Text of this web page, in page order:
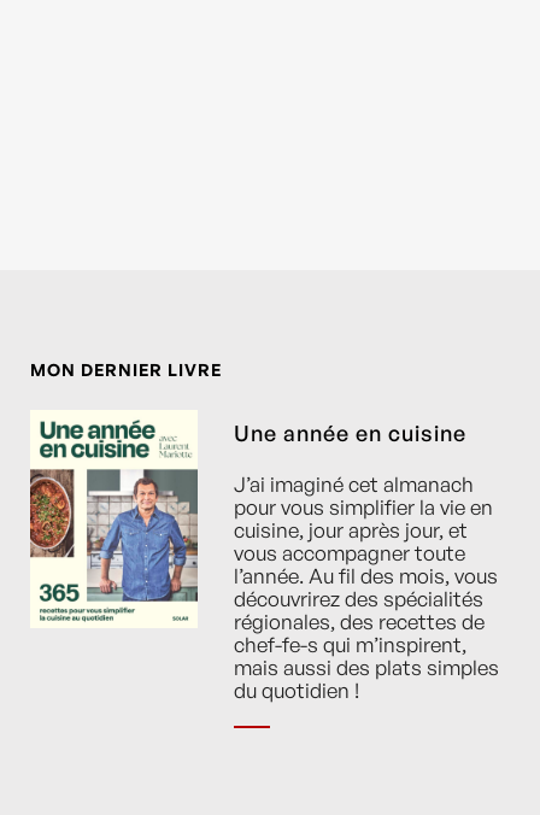
MON DERNIER LIVRE
Une année en cuisine
J’ai imaginé cet almanach
pour vous simplifier la vie en
cuisine, jour après jour, et
vous accompagner toute
l’année. Au fil des mois, vous
découvrirez des spécialités
régionales, des recettes de
chef-fe-s qui m’inspirent,
mais aussi des plats simples
du quotidien !